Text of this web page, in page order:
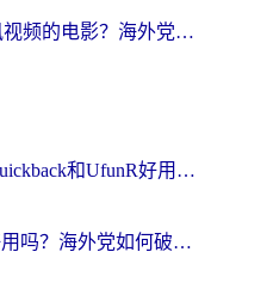
怎么在国外看腾讯视频的电影？海外党亲测有效的回国加速指南
海外党别踩坑！Quickback和UfunR好用吗？选对回国加速器才能无缝刷国内资源
迅游和SpeedCN好用吗？海外党如何破解那道看不见的墙